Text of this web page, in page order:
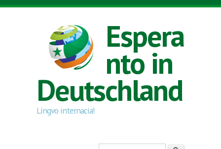
Direkt zum Inhalt
Espera
nto in
Deutschland
Lingvo internacia!